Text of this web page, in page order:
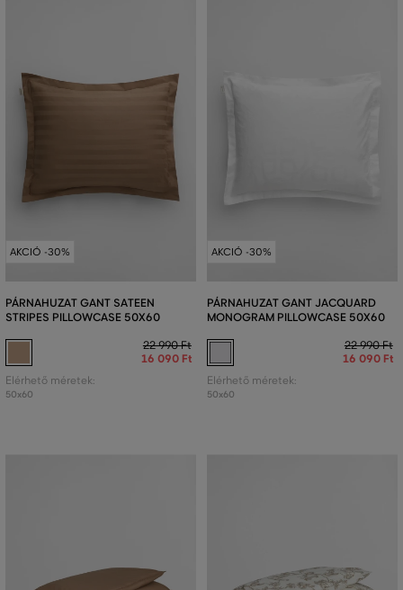
AKCIÓ -30%
PÁRNAHUZAT GANT SATEEN
STRIPES PILLOWCASE 50X60
22 990 Ft
16 090 Ft
Elérhető méretek:
50x60
AKCIÓ -30%
PÁRNAHUZAT GANT JACQUARD
MONOGRAM PILLOWCASE 50X60
22 990 Ft
16 090 Ft
Elérhető méretek:
50x60